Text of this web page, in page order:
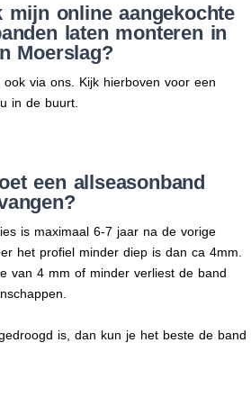
mijn online aangekochte
laten monteren in
Moerslag?
via ons. Kijk hierboven voor een
in de buurt.
een allseasonband
is maximaal 6-7 jaar na de vorige
het profiel minder diep is dan ca 4mm.
van 4 mm of minder verliest de band
is, dan kun je het beste de band